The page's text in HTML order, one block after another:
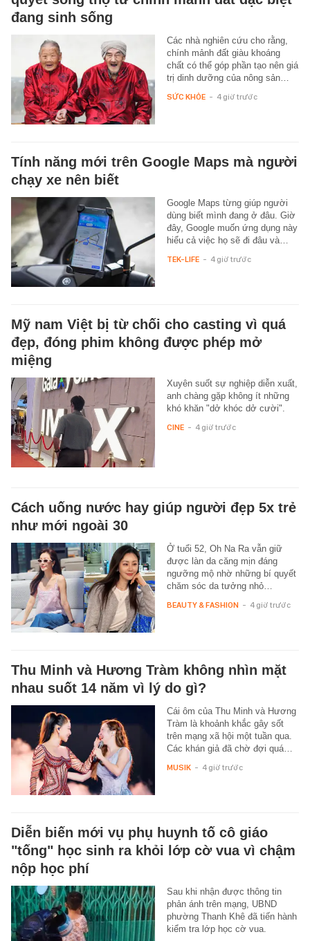
đang sinh sống
Các nhà nghiên cứu cho rằng,
chính mảnh đất giàu khoáng
chất có thể góp phần tạo nên giá
trị dinh dưỡng của nông sản…
SỨC KHỎE - 4 giờ trước
Tính năng mới trên Google Maps mà người
chạy xe nên biết
Google Maps từng giúp người
dùng biết mình đang ở đâu. Giờ
đây, Google muốn ứng dụng này
hiểu cả việc họ sẽ đi đâu và…
TEK-LIFE - 4 giờ trước
Mỹ nam Việt bị từ chối cho casting vì quá
đẹp, đóng phim không được phép mở
miệng
Xuyên suốt sự nghiệp diễn xuất,
anh chàng gặp không ít những
khó khăn "dở khóc dở cười".
CINE - 4 giờ trước
Cách uống nước hay giúp người đẹp 5x trẻ
như mới ngoài 30
Ở tuổi 52, Oh Na Ra vẫn giữ
được làn da căng mịn đáng
ngưỡng mộ nhờ những bí quyết
chăm sóc da tưởng nhỏ…
BEAUTY & FASHION - 4 giờ trước
Thu Minh và Hương Tràm không nhìn mặt
nhau suốt 14 năm vì lý do gì?
Cái ôm của Thu Minh và Hương
Tràm là khoảnh khắc gây sốt
trên mạng xã hội một tuần qua.
Các khán giả đã chờ đợi quá…
MUSIK - 4 giờ trước
Diễn biến mới vụ phụ huynh tố cô giáo
"tống" học sinh ra khỏi lớp cờ vua vì chậm
nộp học phí
Sau khi nhận được thông tin
phản ánh trên mạng, UBND
phường Thanh Khê đã tiến hành
kiểm tra lớp học cờ vua.